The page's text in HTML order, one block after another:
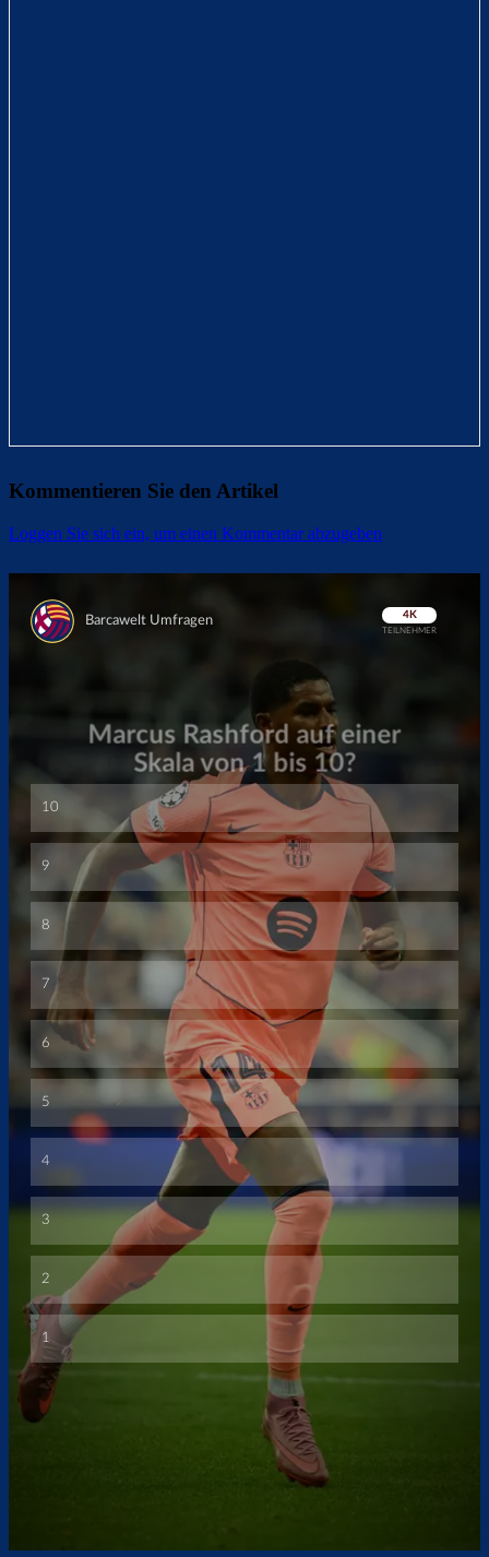
Kommentieren Sie den Artikel
Loggen Sie sich ein, um einen Kommentar abzugeben
Überspringen